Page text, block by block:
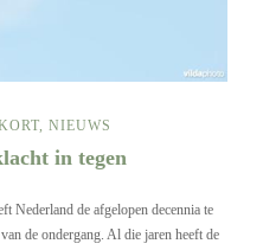
, NIEUWS
in tegen
Nederland de afgelopen decennia te
de ondergang. Al die jaren heeft de